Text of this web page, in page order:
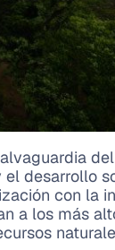
desarrollo
con la
a los más